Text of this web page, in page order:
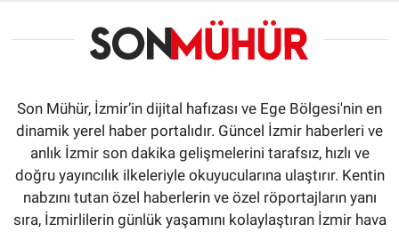
Son Mühür, İzmir’in dijital hafızası ve Ege Bölgesi'nin en
dinamik yerel haber portalıdır. Güncel İzmir haberleri ve
anlık İzmir son dakika gelişmelerini tarafsız, hızlı ve
doğru yayıncılık ilkeleriyle okuyucularına ulaştırır. Kentin
nabzını tutan özel haberlerin ve özel röportajların yanı
sıra, İzmirlilerin günlük yaşamını kolaylaştıran İzmir hava